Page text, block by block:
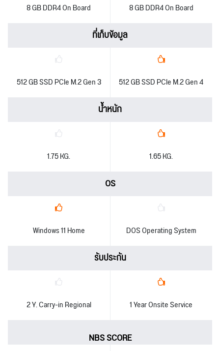
8 GB DDR4 On Board 8 GB DDR4 On Board
ที่เก็บข้อมูล
512 GB SSD PCIe M.2 Gen 3 512 GB SSD PCIe M.2 Gen 4
น้ำหนัก
1.75 KG. 1.65 KG.
OS
Windows 11 Home DOS Operating System
รับประกัน
2 Y. Carry-in Regional 1 Year Onsite Service
NBS SCORE